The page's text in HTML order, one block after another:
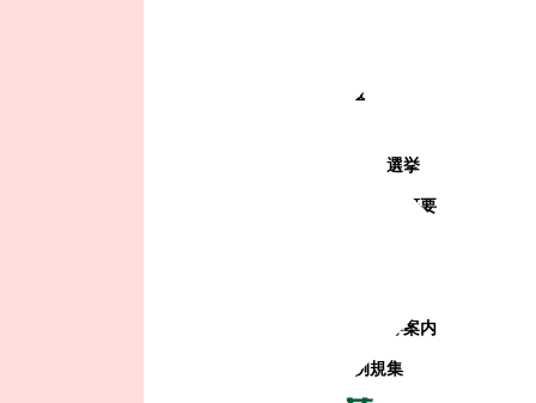
町政情報
選挙
町の概要
観光地・公共施設等案内
電子掲示場・例規集